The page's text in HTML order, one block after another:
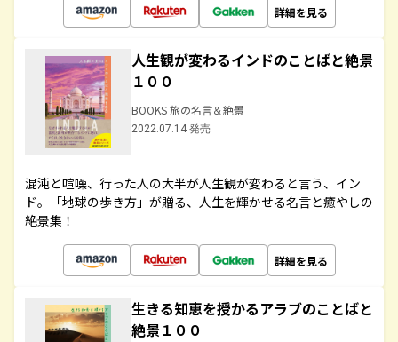
詳細を見る
人生観が変わるインドのことばと絶景
１００
BOOKS 旅の名言＆絶景
2022.07.14 発売
混沌と喧噪、行った人の大半が人生観が変わると言う、イン
ド。「地球の歩き方」が贈る、人生を輝かせる名言と癒やしの
絶景集！
詳細を見る
生きる知恵を授かるアラブのことばと
絶景１００